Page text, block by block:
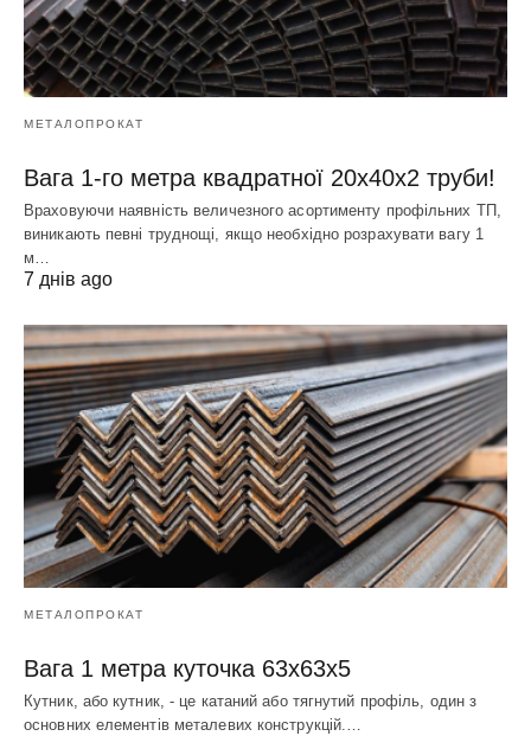
МЕТАЛОПРОКАТ
Вага 1-го метра квадратної 20х40х2 труби!
Враховуючи наявність величезного асортименту профільних ТП,
виникають певні труднощі, якщо необхідно розрахувати вагу 1
м…
7 днів ago
МЕТАЛОПРОКАТ
Вага 1 метра куточка 63х63х5
Кутник, або кутник, - це катаний або тягнутий профіль, один з
основних елементів металевих конструкцій.…